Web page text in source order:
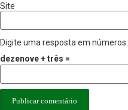
Site
Digite uma resposta em números:
dezenove + três =